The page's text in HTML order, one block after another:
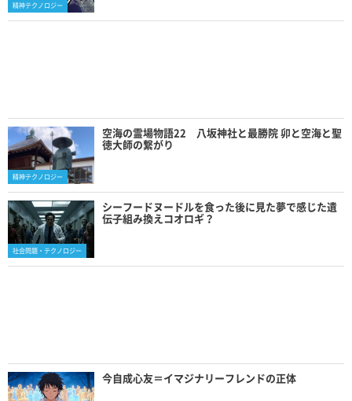
精神テクノロジー
精神テクノロジー
空海の霊場物語22 八坂神社と最勝院 卯と空海と聖
徳大師の繋がり
社会問題・テクノロジー
シーフードヌードルを食った後に見た夢で感じた遺
伝子組み換えコオロギ？
今自成心友＝イマジナリーフレンドの正体